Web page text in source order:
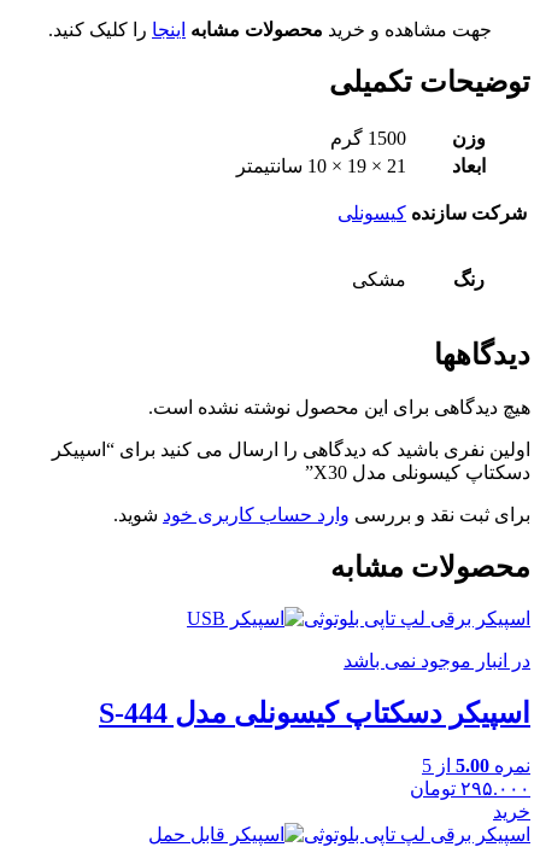
جهت مشاهده و خرید محصولات مشابه اینجا را کلیک کنید.
توضیحات تکمیلی
وزن
1500 گرم
ابعاد
21 × 19 × 10 سانتیمتر
شرکت سازنده کیسونلی
رنگ مشکی
دیدگاهها
هیچ دیدگاهی برای این محصول نوشته نشده است.
اولین نفری باشید که دیدگاهی را ارسال می کنید برای “اسپیکر
دسکتاپ کیسونلی مدل X30”
برای ثبت نقد و بررسی وارد حساب کاربری خود شوید.
محصولات مشابه
اسپیکر برقی لپ تاپی بلوتوثی
در انبار موجود نمی باشد
اسپیکر دسکتاپ کیسونلی مدل S-444
نمره 5.00 از 5
۲۹۵.۰۰۰ تومان
خرید
اسپیکر برقی لپ تاپی بلوتوثی